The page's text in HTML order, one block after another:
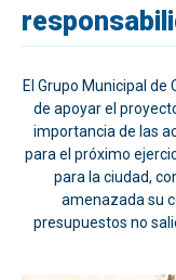
El Grupo Municipal
de apoyar el
importancia de las
para el próximo
para la ciudad,
amenazada su
presupuestos no